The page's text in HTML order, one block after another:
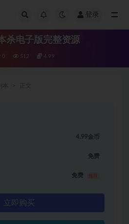
登录
杀电子版完整资源
0 512 4.99
4.99金币
免费
免费
立即购买